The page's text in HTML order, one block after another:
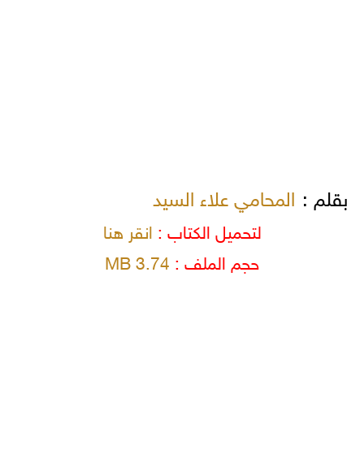
بقلم : المحامي علاء السيد
لتحميل الكتاب :انقر هنا
حجم الملف : 3.74 MB